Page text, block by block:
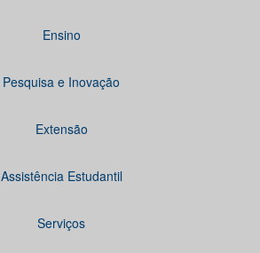
Ensino
Pesquisa e Inovação
Extensão
Assistência Estudantil
Serviços